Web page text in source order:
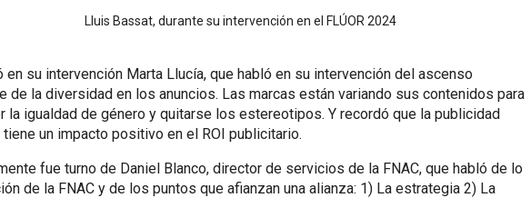
Lluis Bassat, durante su intervención en el FLÚOR 2024
en su intervención Marta Llucía, que habló en su intervención del ascenso
de la diversidad en los anuncios. Las marcas están variando sus contenidos para
la igualdad de género y quitarse los estereotipos. Y recordó que la publicidad
tiene un impacto positivo en el ROI publicitario.
fue turno de Daniel Blanco, director de servicios de la FNAC, que habló de lo
de la FNAC y de los puntos que afianzan una alianza: 1) La estrategia 2) La